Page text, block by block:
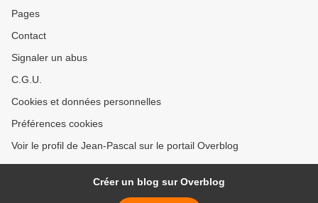
Pages
Contact
Signaler un abus
C.G.U.
Cookies et données personnelles
Préférences cookies
Voir le profil de Jean-Pascal sur le portail Overblog
Créer un blog sur Overblog